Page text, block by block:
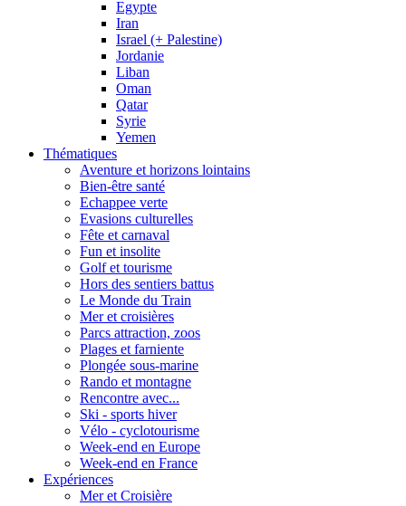
Egypte
Iran
Israel (+ Palestine)
Jordanie
Liban
Oman
Qatar
Syrie
Yemen
Thématiques
Aventure et horizons lointains
Bien-être santé
Echappee verte
Evasions culturelles
Fête et carnaval
Fun et insolite
Golf et tourisme
Hors des sentiers battus
Le Monde du Train
Mer et croisières
Parcs attraction, zoos
Plages et farniente
Plongée sous-marine
Rando et montagne
Rencontre avec...
Ski - sports hiver
Vélo - cyclotourisme
Week-end en Europe
Week-end en France
Expériences
Mer et Croisière